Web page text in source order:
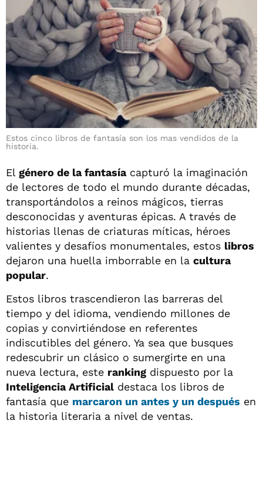
Estos cinco libros de fantasía son los mas vendidos de la
historia.
El género de la fantasíacapturó la imaginación
de lectores de todo el mundo durante décadas,
transportándolos a reinos mágicos, tierras
desconocidas y aventuras épicas. A través de
historias llenas de criaturas míticas, héroes
valientes y desafíos monumentales, estos libros
dejaron una huella imborrable en la cultura
popular.
Estos libros trascendieron las barreras del
tiempo y del idioma, vendiendo millones de
copias y convirtiéndose en referentes
indiscutibles del género. Ya sea que busques
redescubrir un clásico o sumergirte en una
nueva lectura, este ranking dispuesto por la
Inteligencia Artificial destaca los libros de
fantasía que marcaron un antes y un después en
la historia literaria a nivel de ventas.